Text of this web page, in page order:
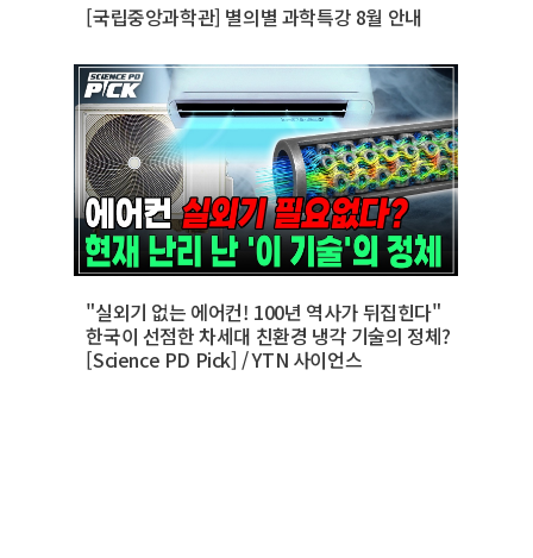
[국립중앙과학관] 별의별 과학특강 8월 안내
"실외기 없는 에어컨! 100년 역사가 뒤집힌다"
한국이 선점한 차세대 친환경 냉각 기술의 정체?
[Science PD Pick] / YTN 사이언스